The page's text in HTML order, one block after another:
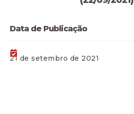
Data de Publicação
21 de setembro de 2021